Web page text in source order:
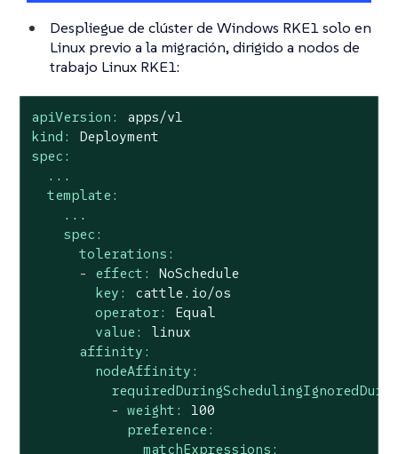
Despliegue de clúster de Windows RKE1 solo en
Linux previo a la migración, dirigido a nodos de
trabajo Linux RKE1:
apiVersion:
apps/v1
kind:
Deployment
spec:
...
template:
...
spec:
tolerations:
-
effect:
NoSchedule
key:
cattle.io/os
operator:
Equal
value:
linux
affinity:
nodeAffinity:
- weight:
100
preference:
matchExpressions: